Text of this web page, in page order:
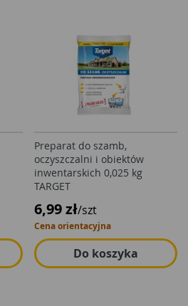
Preparat do szamb,
oczyszczalni i obiektów
inwentarskich 0,025 kg
TARGET
6,99 zł/szt
Cena orientacyjna
Do koszyka